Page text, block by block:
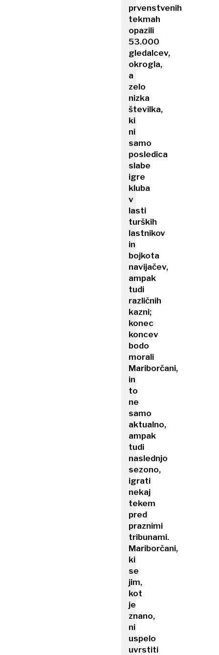
prvenstvenih
tekmah
opazili
53.000
gledalcev,
okrogla,
a
zelo
nizka
številka,
ki
ni
samo
posledica
slabe
igre
kluba
v
lasti
turških
lastnikov
in
bojkota
navijačev,
ampak
tudi
različnih
kazni;
konec
koncev
bodo
morali
Mariborčani,
in
to
ne
samo
aktualno,
ampak
tudi
naslednjo
sezono,
igrati
nekaj
tekem
pred
praznimi
tribunami.
Mariborčani,
ki
se
jim,
kot
je
znano,
ni
uspelo
uvrstiti